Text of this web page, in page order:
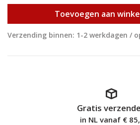
Toevoegen aan
Verzending binnen: 1-2 werkdagen /
Gratis
in NL vanaf €